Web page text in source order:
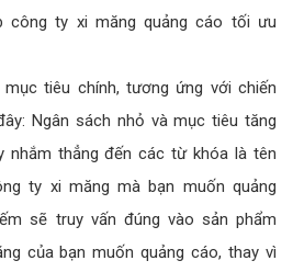
công ty xi măng quảng cáo tối ưu
tiêu chính, tương ứng với chiến
Ngân sách nhỏ và mục tiêu tăng
nhắm thẳng đến các từ khóa là tên
ty xi măng mà bạn muốn quảng
sẽ truy vấn đúng vào sản phẩm
của bạn muốn quảng cáo, thay vì